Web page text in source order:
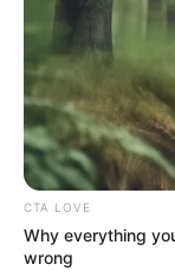
CTA LOVE
Why everything
wrong